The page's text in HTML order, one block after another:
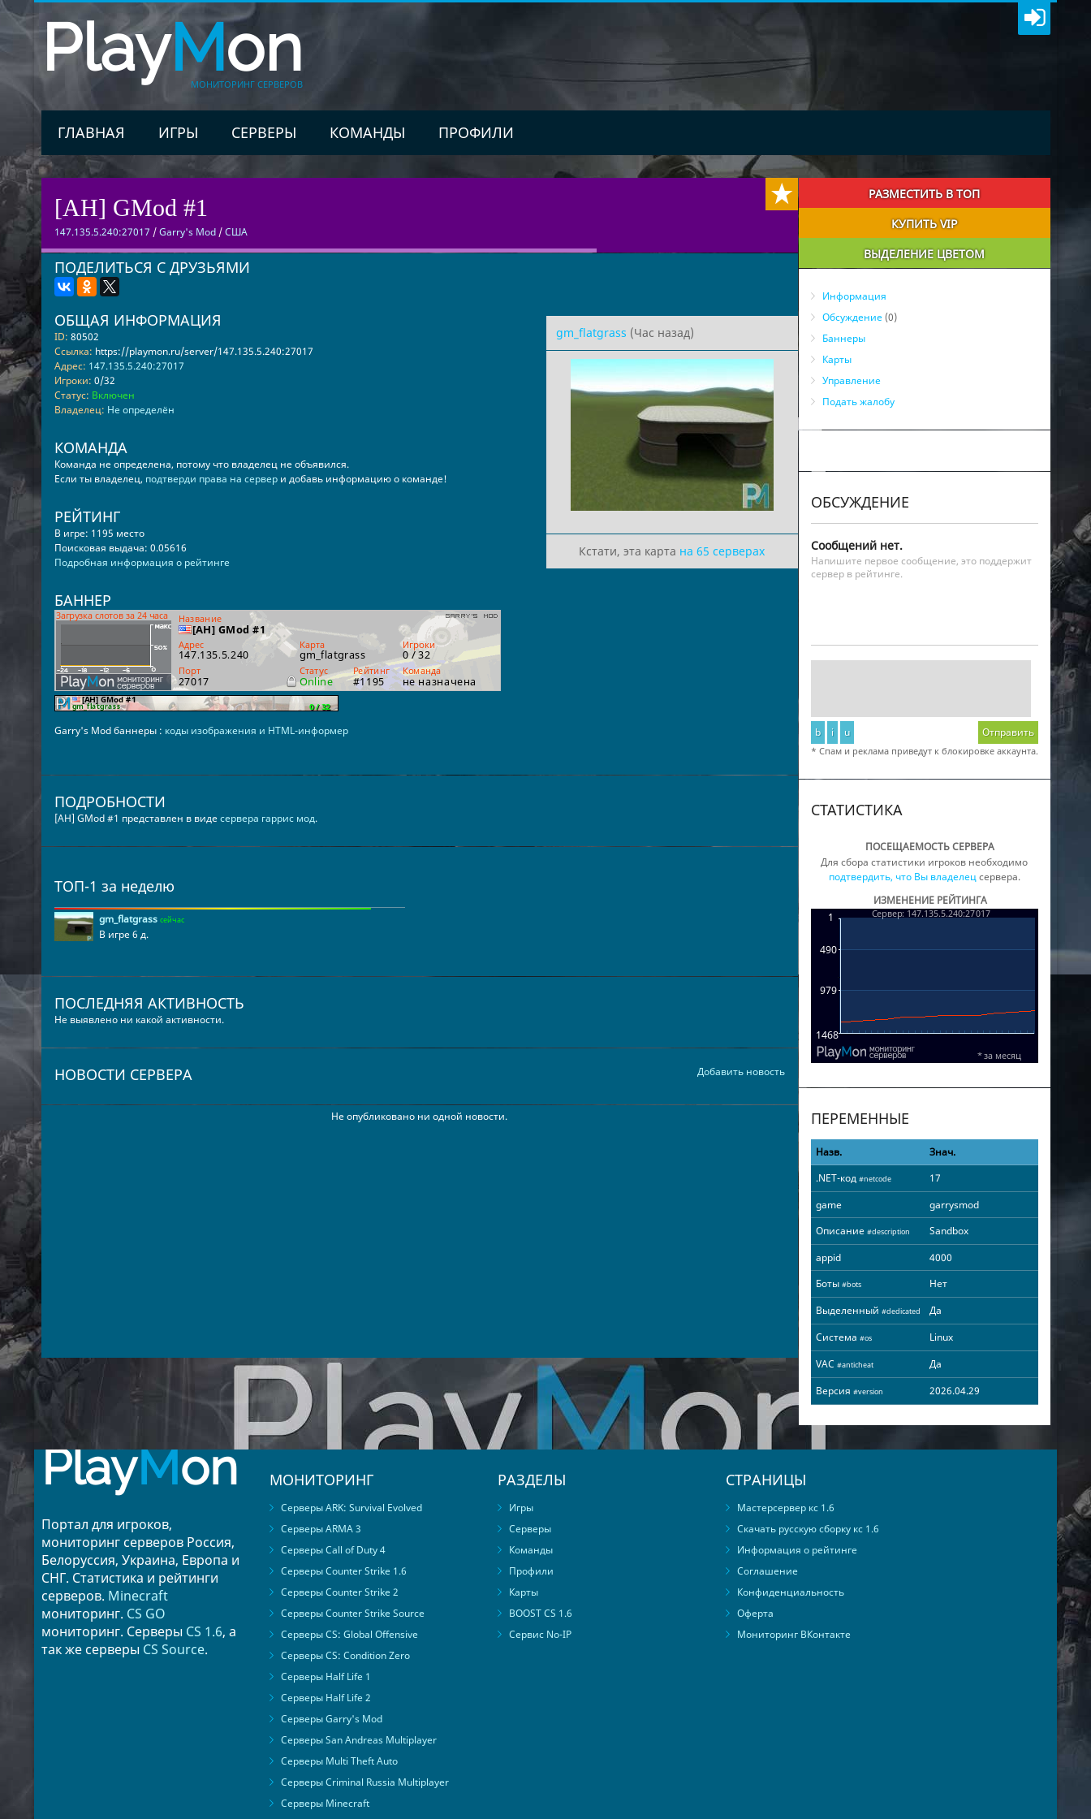
PlayMon
МОНИТОРИНГ СЕРВЕРОВ
ГЛАВНАЯ ИГРЫ СЕРВЕРЫ КОМАНДЫ ПРОФИЛИ
[AH] GMod #1
147.135.5.240:27017 /Garry's Mod/США
ПОДЕЛИТЬСЯ С ДРУЗЬЯМИ
gm_flatgrass (Час назад)
Кстати, эта карта на 65 серверах
ОБЩАЯ ИНФОРМАЦИЯ
ID: 80502
Ссылка: https://playmon.ru/server/147.135.5.240:27017
Адрес: 147.135.5.240:27017
Игроки: 0/32
Статус: Включен
Владелец: Не определён
КОМАНДА
Команда не определена, потому что владелец не объявился.
Если ты владелец, подтверди права на сервери добавь информацию о команде!
РЕЙТИНГ
В игре: 1195 место
Поисковая выдача: 0.05616
Подробная информация о рейтинге
БАННЕР
Garry's Mod баннеры : коды изображения и HTML-информер
ПОДРОБНОСТИ
[AH] GMod #1 представлен в видесервера гаррис мод.
ТОП-1 за неделю
gm_flatgrass сейчас
В игре 6 д.
ПОСЛЕДНЯЯ АКТИВНОСТЬ
Не выявлено ни какой активности.
Добавить новость
НОВОСТИ СЕРВЕРА
Не опубликовано ни одной новости.
РАЗМЕСТИТЬ В ТОП
КУПИТЬ VIP
ВЫДЕЛЕНИЕ ЦВЕТОМ
Информация
Обсуждение(0)
Баннеры
Карты
Управление
Подать жалобу
ОБСУЖДЕНИЕ
Сообщений нет.
Напишите первое сообщение, это поддержит
сервер в рейтинге.
b i u Отправить
* Спам и реклама приведут к блокировке аккаунта.
СТАТИСТИКА
ПОСЕЩАЕМОСТЬ СЕРВЕРА
Для сбора статистики игроков необходимо
подтвердить, что Вы владелецсервера.
ИЗМЕНЕНИЕ РЕЙТИНГА
ПЕРЕМЕННЫЕ
Назв.
Знач.
.NET-код #netcode
17
game
garrysmod
Описание #description
Sandbox
appid
4000
Боты #bots
Нет
Выделенный #dedicated
Да
Система #os
Linux
VAC #anticheat
Да
Версия #version 2026.04.29
PlayMon
Портал для игроков,
мониторинг серверов Россия,
Белоруссия, Украина, Европа и
СНГ. Статистика и рейтинги
серверов. Minecraft
мониторинг. CS GO
мониторинг. Серверы CS 1.6, а
так же серверы CS Source.
МОНИТОРИНГ
Серверы ARK: Survival Evolved
Серверы ARMA 3
Серверы Call of Duty 4
Серверы Counter Strike 1.6
Серверы Counter Strike 2
Серверы Counter Strike Source
Серверы CS: Global Offensive
Серверы CS: Condition Zero
Серверы Half Life 1
Серверы Half Life 2
Серверы Garry's Mod
Серверы San Andreas Multiplayer
Серверы Multi Theft Auto
Серверы Criminal Russia Multiplayer
Серверы Minecraft
РАЗДЕЛЫ
Игры
Серверы
Команды
Профили
Карты
BOOST CS 1.6
Сервис No-IP
СТРАНИЦЫ
Мастерсервер кс 1.6
Скачать русскую сборку кс 1.6
Информация о рейтинге
Соглашение
Конфиденциальность
Оферта
Мониторинг ВКонтакте